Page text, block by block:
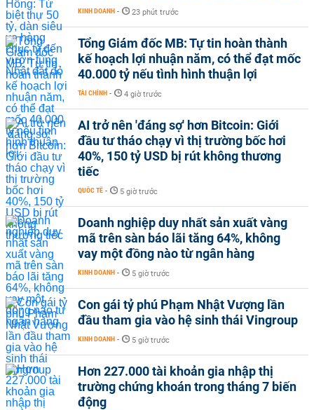
KINH DOANH - 23 phút trước
Tổng Giám đốc MB: Tự tin hoàn thành
kế hoạch lợi nhuận năm, có thể đạt mốc
40.000 tỷ nếu tình hình thuận lợi
TÀI CHÍNH - 4 giờ trước
AI trở nên 'đáng sợ' hơn Bitcoin: Giới
đầu tư tháo chạy vì thị trường bốc hơi
40%, 150 tỷ USD bị rút không thương
tiếc
QUỐC TẾ - 5 giờ trước
Doanh nghiệp duy nhất sản xuất vàng
mã trên sàn báo lãi tăng 64%, không
vay một đồng nào từ ngân hàng
KINH DOANH - 5 giờ trước
Con gái tỷ phú Phạm Nhật Vượng lần
đầu tham gia vào hệ sinh thái Vingroup
KINH DOANH - 5 giờ trước
Hơn 227.000 tài khoản gia nhập thị
trường chứng khoán trong tháng 7 biến
động